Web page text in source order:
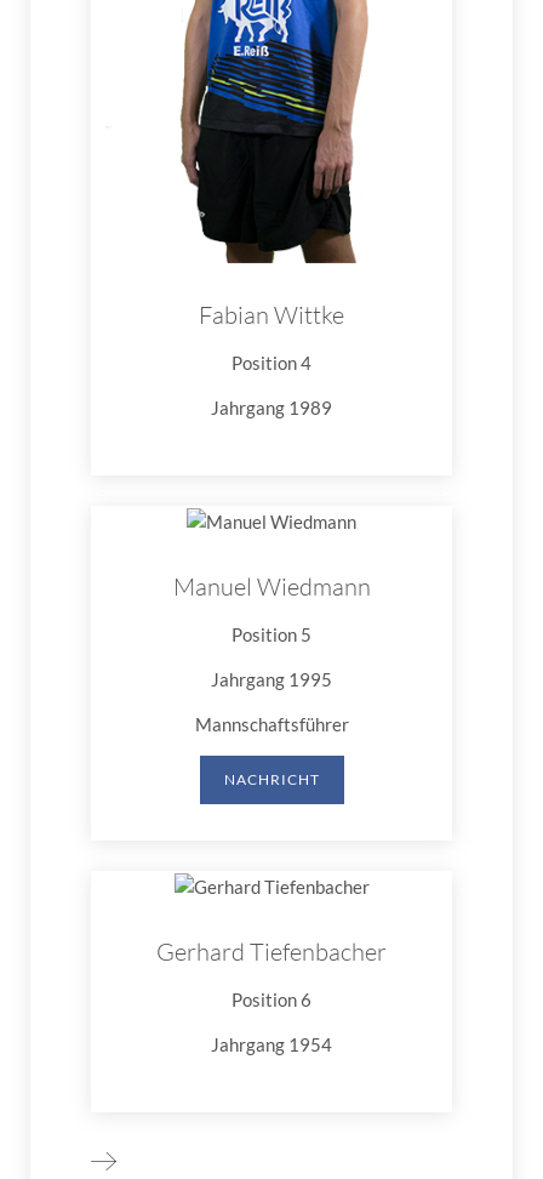
Fabian Wittke
Position 4
Jahrgang 1989
Manuel Wiedmann
Position 5
Jahrgang 1995
Mannschaftsführer
NACHRICHT
Gerhard Tiefenbacher
Position 6
Jahrgang 1954